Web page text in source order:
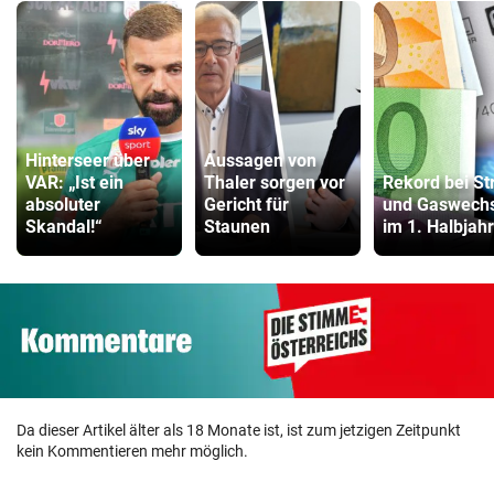
Hinterseer über
VAR: „Ist ein
absoluter
Skandal!“
Aussagen von
Thaler sorgen vor
Gericht für
Staunen
Rekord bei
und
im 1. Halbjahr
Da dieser Artikel älter als 18 Monate ist, ist zum jetzigen Zeitpunkt
kein Kommentieren mehr möglich.